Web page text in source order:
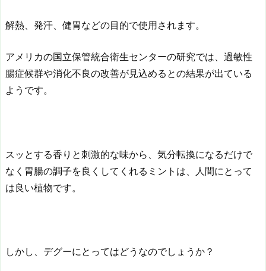
解熱、発汗、健胃などの目的で使用されます。
アメリカの国立保管統合衛生センターの研究では、過敏性
腸症候群や消化不良の改善が見込めるとの結果が出ている
ようです。
スッとする香りと刺激的な味から、気分転換になるだけで
なく胃腸の調子を良くしてくれるミントは、人間にとって
は良い植物です。
しかし、デグーにとってはどうなのでしょうか？